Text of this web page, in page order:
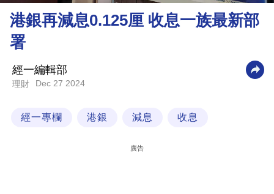
理
財
科
港銀再減息0.125厘 收息一族最新部
署
經一編輯部
理財 Dec 27 2024
經一專欄 港銀 減息 收息
廣告